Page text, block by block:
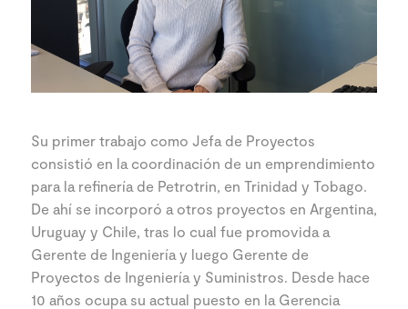
Su primer trabajo como Jefa de Proyectos
consistió en la coordinación de un emprendimiento
para la refinería de Petrotrin, en Trinidad y Tobago.
De ahí se incorporó a otros proyectos en Argentina,
Uruguay y Chile, tras lo cual fue promovida a
Gerente de Ingeniería y luego Gerente de
Proyectos de Ingeniería y Suministros. Desde hace
10 años ocupa su actual puesto en la Gerencia